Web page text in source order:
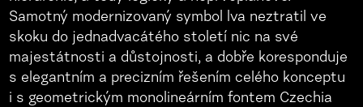
Samotný modernizovaný symbol lva neztratil ve
skoku do jednadvacátého století nic na své
majestátnosti a důstojnosti, a dobře koresponduje
s elegantním a precizním řešením celého konceptu
i s geometrickým monolineárním fontem Czechia